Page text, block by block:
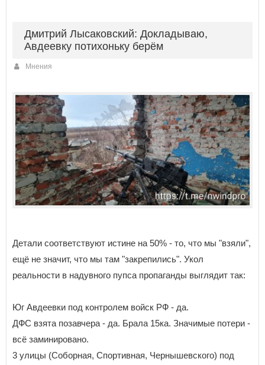
Дмитрий Лысаковский: Докладываю,
Авдеевку потихоньку берём
Мнения
Детали соответствуют истине на 50% - то, что мы "взяли",
ещё не значит, что мы там "закрепились". Укол
реальности в надувного пупса пропаганды выглядит так:
Юг Авдеевки под контролем войск РФ - да.
ДФС взята позавчера - да. Брала 15ка. Значимые потери -
всё заминировано.
3 улицы (Соборная, Спортивная, Чернышевского) под